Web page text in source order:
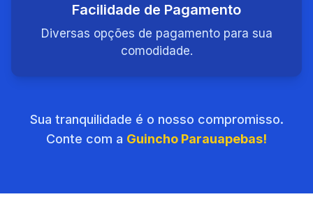
Facilidade de Pagamento
Diversas opções de pagamento para sua
comodidade.
Sua tranquilidade é o nosso compromisso.
Conte com a Guincho Parauapebas!